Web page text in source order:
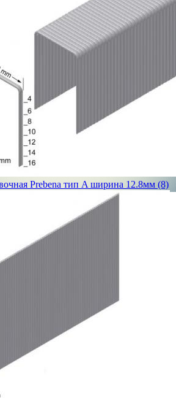
Prebena тип A ширина 12.8мм (8)